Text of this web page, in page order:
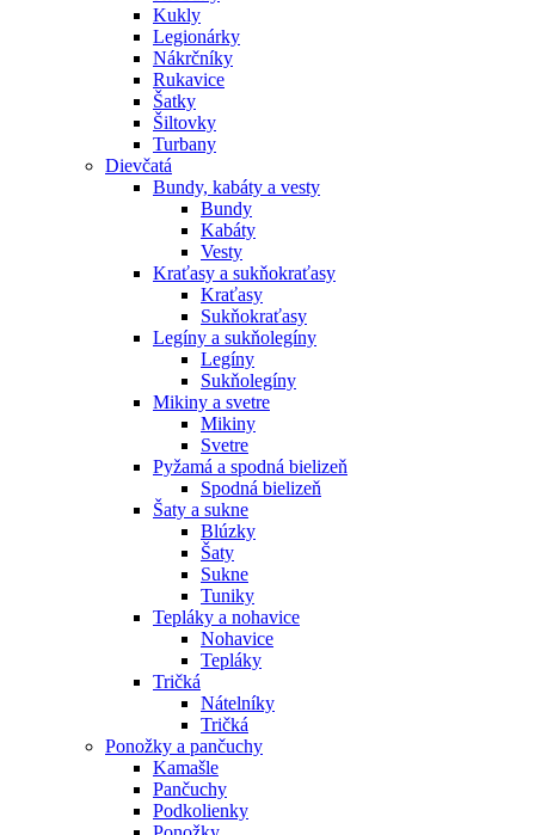
Kukly
Legionárky
Nákrčníky
Rukavice
Šatky
Šiltovky
Turbany
Dievčatá
Bundy, kabáty a vesty
Bundy
Kabáty
Vesty
Kraťasy a sukňokraťasy
Kraťasy
Sukňokraťasy
Legíny a sukňolegíny
Legíny
Sukňolegíny
Mikiny a svetre
Mikiny
Svetre
Pyžamá a spodná bielizeň
Spodná bielizeň
Šaty a sukne
Blúzky
Šaty
Sukne
Tuniky
Tepláky a nohavice
Nohavice
Tepláky
Tričká
Nátelníky
Tričká
Ponožky a pančuchy
Kamašle
Pančuchy
Podkolienky